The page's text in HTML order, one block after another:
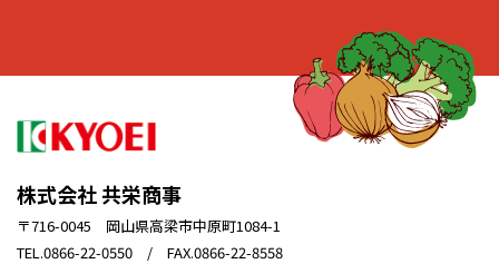
株式会社 共栄商事
〒716-0045 岡山県高梁市中原町1084-1
TEL.0866-22-0550 / FAX.0866-22-8558